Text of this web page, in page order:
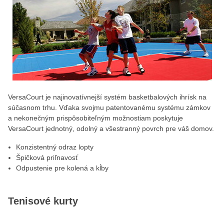
VersaCourt je najinovatívnejší systém basketbalových ihrísk na
súčasnom trhu. Vďaka svojmu patentovanému systému zámkov
a nekonečným prispôsobiteľným možnostiam poskytuje
VersaCourt jednotný, odolný a všestranný povrch pre váš domov.
Konzistentný odraz lopty
Špičková priľnavosť
Odpustenie pre kolená a kĺby
Tenisové kurty